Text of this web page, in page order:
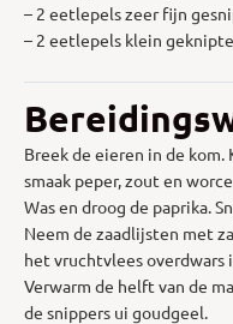
– 2 eetlepels zeer fijn
– 2 eetlepels klein
Breek de eieren in de kom.
smaak peper, zout en
Was en droog de paprika.
Neem de zaadlijsten met
het vruchtvlees overdwars
Verwarm de helft van de
de snippers ui goudgeel.